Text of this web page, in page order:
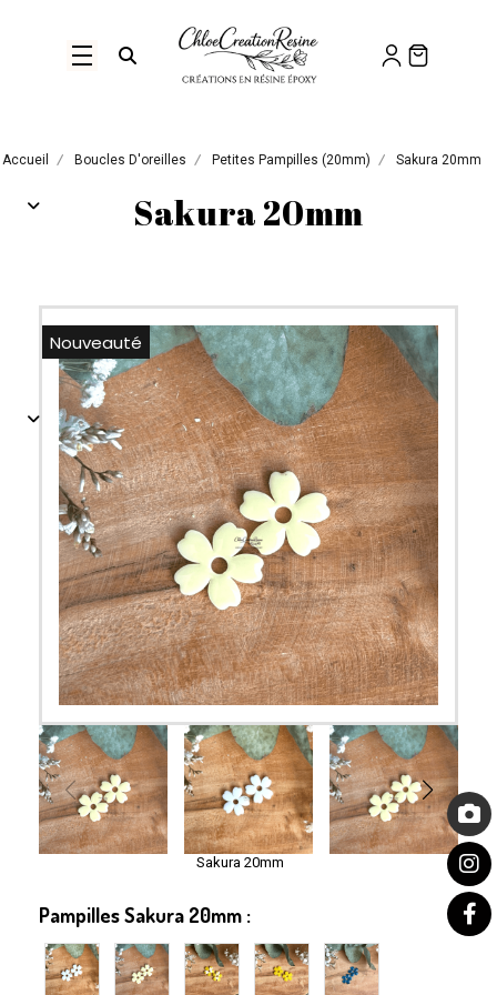
Ouvrir la recherche
Accueil Boucles D'oreilles Petites Pampilles (20mm) Sakura 20mm
Sakura 20mm
Nouveauté
Sakura 20mm
Pampilles Sakura 20mm :